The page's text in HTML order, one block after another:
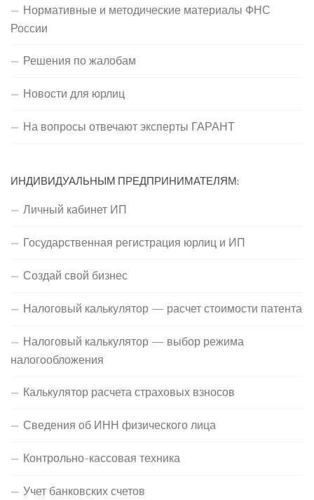
Нормативные и методические материалы ФНС
России
Решения по жалобам
Новости для юрлиц
На вопросы отвечают эксперты ГАРАНТ
ИНДИВИДУАЛЬНЫМ ПРЕДПРИНИМАТЕЛЯМ:
Личный кабинет ИП
Государственная регистрация юрлиц и ИП
Создай свой бизнес
Налоговый калькулятор — расчет стоимости патента
Налоговый калькулятор — выбор режима
налогообложения
Калькулятор расчета страховых взносов
Сведения об ИНН физического лица
Контрольно-кассовая техника
Учет банковских счетов